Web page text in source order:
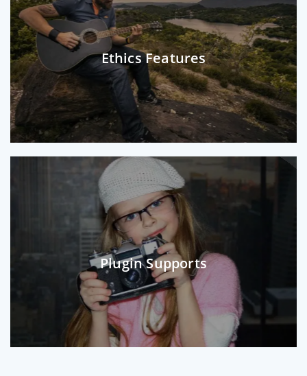
Ethics Features
Plugin Supports